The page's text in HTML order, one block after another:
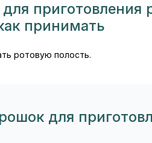
приготовления
принимать
ротовую полость.
для